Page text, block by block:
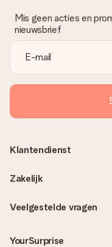
Mis geen acties en
nieuwsbrief
Veelgestelde vragen
YourSurprise
Klantendienst
Zakelijk